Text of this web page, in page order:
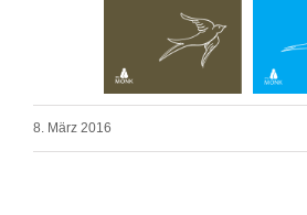
8. März 2016